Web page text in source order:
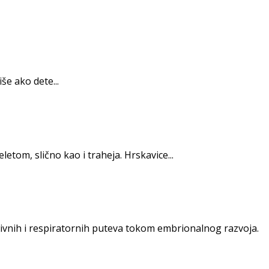
ako dete...
slično kao i traheja. Hrskavice...
i respiratornih puteva tokom embrionalnog razvoja.